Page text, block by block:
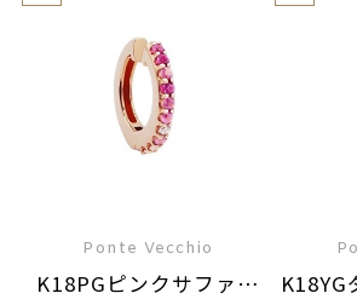
Ponte Vecchio
K18PGピンクサファイ